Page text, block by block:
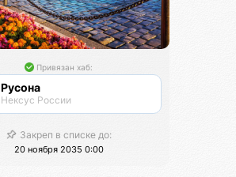
Привязан хаб:
Русона
Нексус России
Закреп в списке до:
20 ноября 2035 0:00